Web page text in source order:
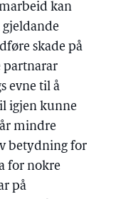
kan
skade på
partnarar
evne til å
igjen kunne
mindre
betydning for
for nokre
på